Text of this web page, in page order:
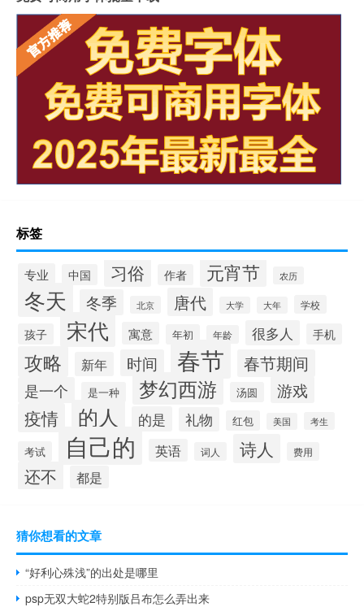
标签
专业 中国 习俗 作者 元宵节 农历
冬天 冬季 北京 唐代 大学 大年 学校
孩子 宋代 寓意 年初 年龄 很多人 手机
攻略 新年 时间 春节 春节期间
是一个 是一种 梦幻西游 汤圆 游戏
疫情 的人 的是 礼物 红包 美国 考生
考试 自己的 英语 词人 诗人 费用
还不 都是
猜你想看的文章
“好利心殊浅”的出处是哪里
psp无双大蛇2特别版吕布怎么弄出来